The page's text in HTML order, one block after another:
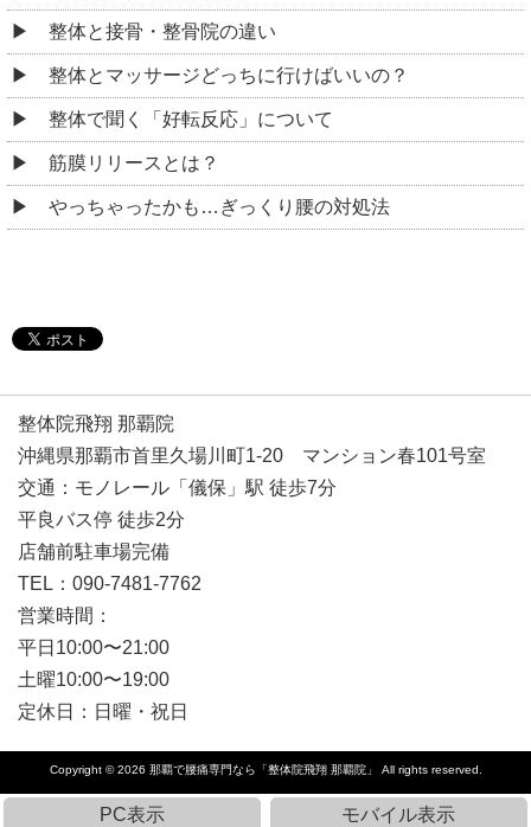
整体と接骨・整骨院の違い
整体とマッサージどっちに行けばいいの？
整体で聞く「好転反応」について
筋膜リリースとは？
やっちゃったかも…ぎっくり腰の対処法
整体院飛翔 那覇院
沖縄県那覇市首里久場川町1-20 マンション春101号室
交通：モノレール「儀保」駅 徒歩7分
平良バス停 徒歩2分
店舗前駐車場完備
TEL：090-7481-7762
営業時間：
平日10:00〜21:00
土曜10:00〜19:00
定休日：日曜・祝日
Copyright © 2026 那覇で腰痛専門なら「整体院飛翔 那覇院」 All rights reserved.
PC表示 モバイル表示